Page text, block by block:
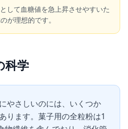
して血糖値を急上昇させやすいた
が理想的です。
科学
やさしいのには、いくつか
ります。菓子用の全粒粉は1